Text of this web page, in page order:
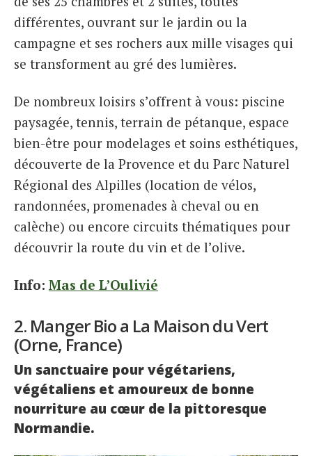
différentes, ouvrant sur le jardin ou la
campagne et ses rochers aux mille visages qui
se transforment au gré des lumières.
De nombreux loisirs s’offrent à vous: piscine
paysagée, tennis, terrain de pétanque, espace
bien-être pour modelages et soins esthétiques,
découverte de la Provence et du Parc Naturel
Régional des Alpilles (location de vélos,
randonnées, promenades à cheval ou en
calèche) ou encore circuits thématiques pour
découvrir la route du vin et de l’olive.
Info: Mas de L’Oulivié
2. Manger Bio a La Maison du Vert
(Orne, France)
Un sanctuaire pour végétariens,
végétaliens et amoureux de bonne
nourriture au cœur de la pittoresque
Normandie.